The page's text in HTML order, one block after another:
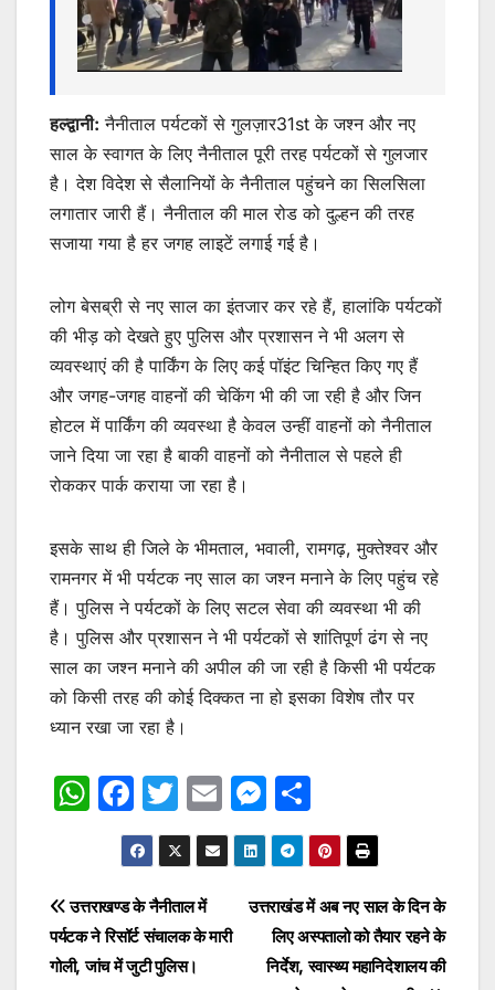
हल्द्वानी: नैनीताल पर्यटकों से गुलज़ार31st के जश्न और नए
साल के स्वागत के लिए नैनीताल पूरी तरह पर्यटकों से गुलजार
है। देश विदेश से सैलानियों के नैनीताल पहुंचने का सिलसिला
लगातार जारी हैं। नैनीताल की माल रोड को दुल्हन की तरह
सजाया गया है हर जगह लाइटें लगाई गई है।
लोग बेसब्री से नए साल का इंतजार कर रहे हैं, हालांकि पर्यटकों
की भीड़ को देखते हुए पुलिस और प्रशासन ने भी अलग से
व्यवस्थाएं की है पार्किंग के लिए कई पॉइंट चिन्हित किए गए हैं
और जगह-जगह वाहनों की चेकिंग भी की जा रही है और जिन
होटल में पार्किंग की व्यवस्था है केवल उन्हीं वाहनों को नैनीताल
जाने दिया जा रहा है बाकी वाहनों को नैनीताल से पहले ही
रोककर पार्क कराया जा रहा है।
इसके साथ ही जिले के भीमताल, भवाली, रामगढ़, मुक्तेश्वर और
रामनगर में भी पर्यटक नए साल का जश्न मनाने के लिए पहुंच रहे
हैं। पुलिस ने पर्यटकों के लिए सटल सेवा की व्यवस्था भी की
है। पुलिस और प्रशासन ने भी पर्यटकों से शांतिपूर्ण ढंग से नए
साल का जश्न मनाने की अपील की जा रही है किसी भी पर्यटक
को किसी तरह की कोई दिक्कत ना हो इसका विशेष तौर पर
ध्यान रखा जा रहा है।
W
s
A
p
F
a
c
e
b
o
T
w
itt
er
E
m
ai
M
e
s
s
e
n
h
ar
e
Post
navigation
उत्तराखंड में अब नए साल के दिन के
लिए अस्पतालो को तैयार रहने के
निर्देश, स्वास्थ्य महानिदेशालय की
उत्तराखण्ड के नैनीताल में
पर्यटक ने रिसॉर्ट संचालक के मारी
गोली, जांच में जुटी पुलिस।